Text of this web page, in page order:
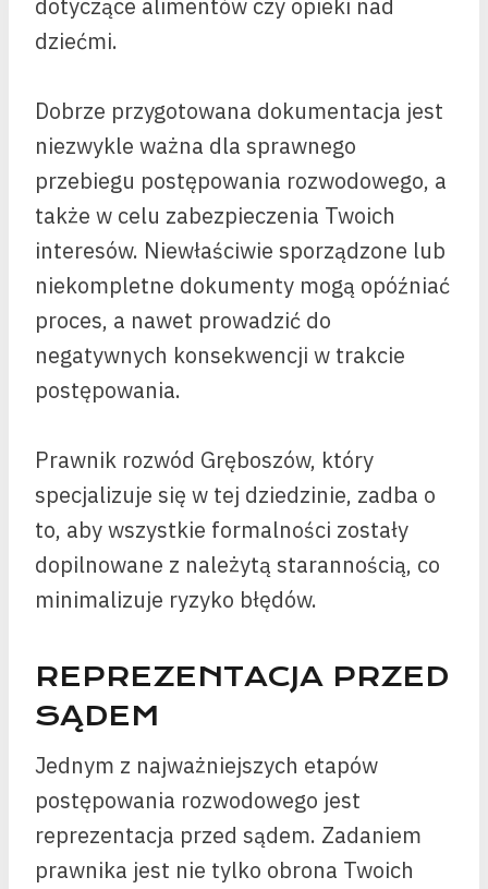
dotyczące alimentów czy opieki nad
dziećmi.
Dobrze przygotowana dokumentacja jest
niezwykle ważna dla sprawnego
przebiegu postępowania rozwodowego, a
także w celu zabezpieczenia Twoich
interesów. Niewłaściwie sporządzone lub
niekompletne dokumenty mogą opóźniać
proces, a nawet prowadzić do
negatywnych konsekwencji w trakcie
postępowania.
Prawnik rozwód Gręboszów, który
specjalizuje się w tej dziedzinie, zadba o
to, aby wszystkie formalności zostały
dopilnowane z należytą starannością, co
minimalizuje ryzyko błędów.
REPREZENTACJA PRZED
SĄDEM
Jednym z najważniejszych etapów
postępowania rozwodowego jest
reprezentacja przed sądem. Zadaniem
prawnika jest nie tylko obrona Twoich